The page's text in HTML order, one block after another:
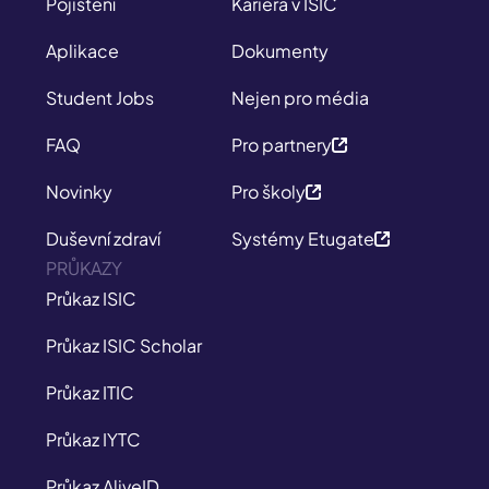
Aplikace
Student Jobs
FAQ
Novinky
Duševní zdraví
Dokumenty
Nejen pro média
Pro partnery
Pro školy
Systémy Etugate
PRŮKAZY
Průkaz ISIC
Průkaz ISIC Scholar
Průkaz ITIC
Průkaz IYTC